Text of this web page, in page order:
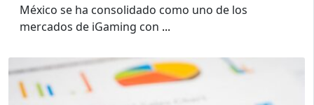
México se ha consolidado como uno de los
mercados de iGaming con ...